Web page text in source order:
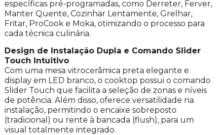
específicas pré-programadas, como Derreter, Ferver,
Manter Quente, Cozinhar Lentamente, Grelhar,
Fritar, ProCook e Moka, otimizando o processo para
cada técnica culinária.
Design de Instalação Dupla e Comando Slider
Touch Intuitivo
Com uma mesa vitrocerâmica preta elegante e
display em LED branco, o cooktop possui o comando
Slider Touch que facilita a seleção de zonas e níveis
de potência. Além disso, oferece versatilidade na
instalação, permitindo o encaixe sobreposto
(tradicional) ou rente à bancada (flush), para um
visual totalmente integrado.